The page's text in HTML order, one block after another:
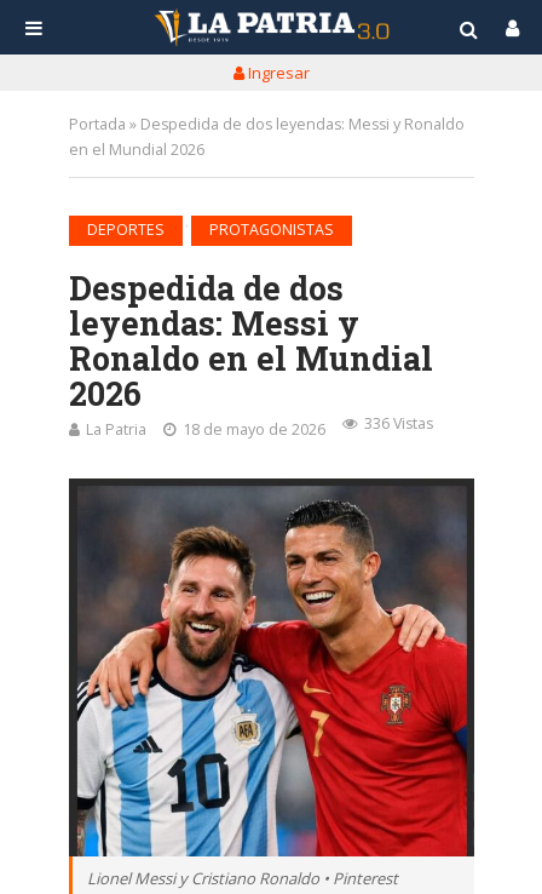
Ingresar
Portada » Despedida de dos leyendas: Messi y Ronaldo
en el Mundial 2026
DEPORTES PROTAGONISTAS
Despedida de dos
leyendas: Messi y
Ronaldo en el Mundial
2026
La Patria 18 de mayo de 2026 336 Vistas
Lionel Messi y Cristiano Ronaldo • Pinterest